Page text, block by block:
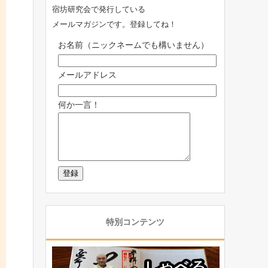
宿坊研究会で発行している
メールマガジンです。登録してね！
お名前（ニックネームでも構いません）
メールアドレス
何か一言！
特別コンテンツ